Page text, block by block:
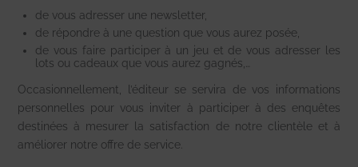
de vous adresser une newsletter,
de répondre à une question que vous aurez posée,
de vous faire participer à un jeu et de vous adresser les
lots ou cadeaux que vous aurez gagnés,…
Occasionnellement, l’éditeur se servira de vos informations
personnelles pour vous inviter à participer à des enquêtes
destinées à mesurer la satisfaction de notre clientèle et à
améliorer notre offre de service.